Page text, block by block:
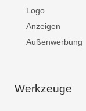
Logo
Anzeigen
Außenwerbung
Werkzeuge